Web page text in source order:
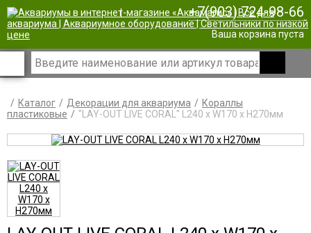
| +7(903) 724-98-66
Ваша корзина пуста
Каталог Декорации для аквариума
Кораллы
пластиковые
"LAY-OUT LIVE CORAL" L240 x W170 x H270мм